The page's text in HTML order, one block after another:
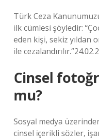
Türk Ceza
ilk cümlesi şöyledir:
eden kişi, sekiz yıldan
ile
Cinsel
mu?
Sosyal medya
cinsel içerikli sözler,